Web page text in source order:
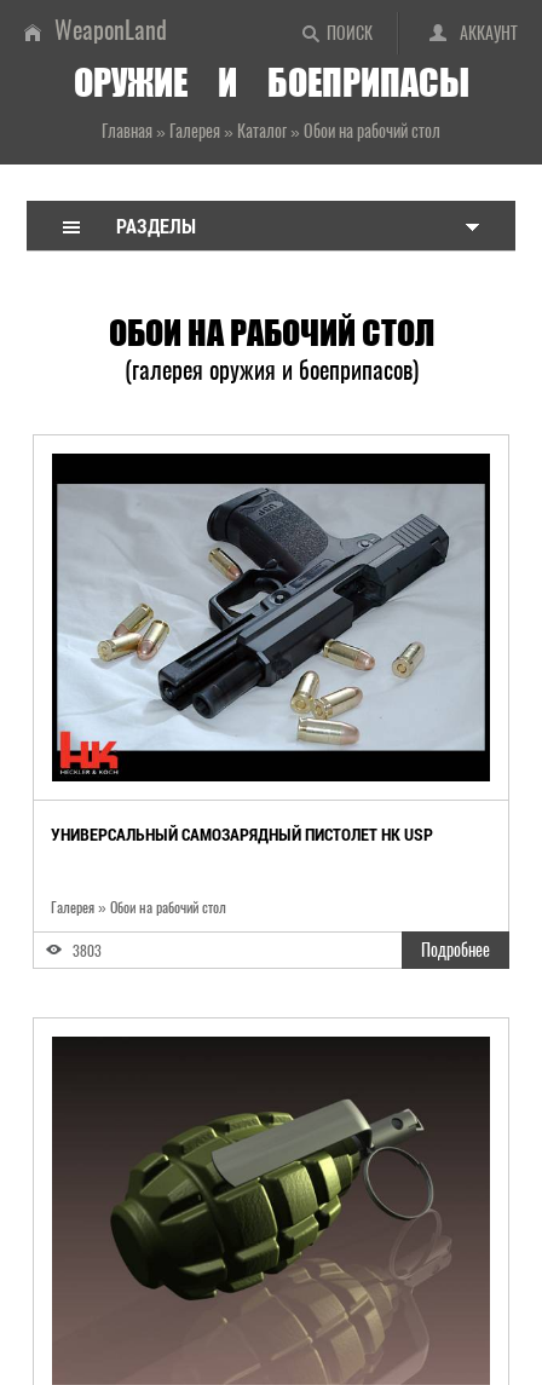
ПОИСК АККАУНТ
WeaponLand
ОРУЖИЕ И БОЕПРИПАСЫ
Главная » Галерея » Каталог » Обои на рабочий стол
РАЗДЕЛЫ
ОБОИ НА РАБОЧИЙ СТОЛ
(галерея оружия и боеприпасов)
УНИВЕРСАЛЬНЫЙ САМОЗАРЯДНЫЙ ПИСТОЛЕТ HK USP
Галерея » Обои на рабочий стол
3803 Подробнее